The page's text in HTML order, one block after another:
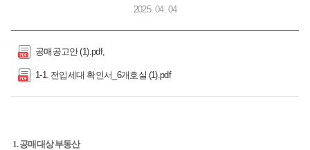
2025. 04. 04
공매공고안 (1).pdf
1-1. 전입세대 확인서_6개호실 (1).pdf
1. 공매대상 부동산